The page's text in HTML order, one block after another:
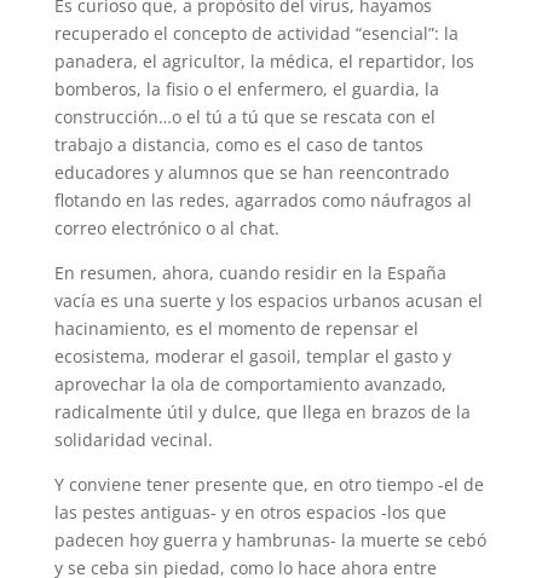
Es curioso que, a propósito del virus, hayamos
recuperado el concepto de actividad “esencial”: la
panadera, el agricultor, la médica, el repartidor, los
bomberos, la fisio o el enfermero, el guardia, la
construcción…o el tú a tú que se rescata con el
trabajo a distancia, como es el caso de tantos
educadores y alumnos que se han reencontrado
flotando en las redes, agarrados como náufragos al
correo electrónico o al chat.
En resumen, ahora, cuando residir en la España
vacía es una suerte y los espacios urbanos acusan el
hacinamiento, es el momento de repensar el
ecosistema, moderar el gasoil, templar el gasto y
aprovechar la ola de comportamiento avanzado,
radicalmente útil y dulce, que llega en brazos de la
solidaridad vecinal.
Y conviene tener presente que, en otro tiempo -el de
las pestes antiguas- y en otros espacios -los que
padecen hoy guerra y hambrunas- la muerte se cebó
y se ceba sin piedad, como lo hace ahora entre